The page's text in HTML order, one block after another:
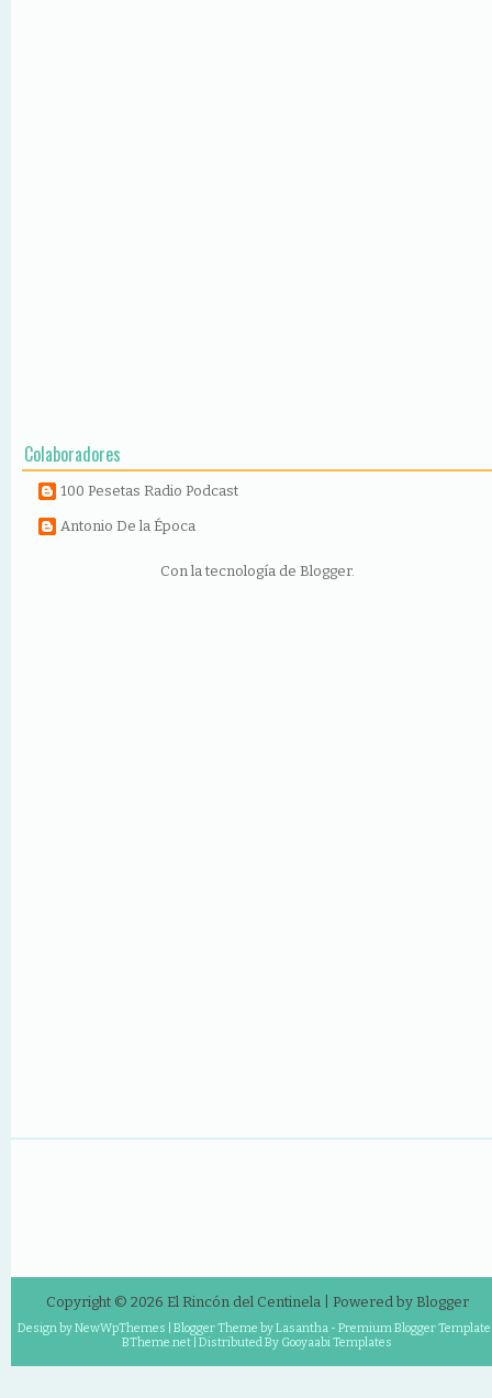
Colaboradores
100 Pesetas Radio Podcast
Antonio De la Época
Con la tecnología de Blogger.
Copyright © 2026 El Rincón del Centinela | Powered by Blogger
Design byNewWpThemes | Blogger Theme byLasantha- Premium Blogger
BTheme.net | Distributed By Gooyaabi Templates